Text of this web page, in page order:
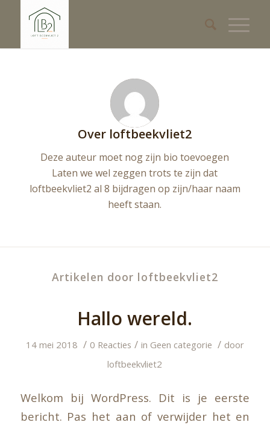
Over loftbeekvliet2
Deze auteur moet nog zijn bio toevoegen
Laten we wel zeggen trots te zijn dat
loftbeekvliet2 al 8 bijdragen op zijn/haar naam
heeft staan.
Artikelen door loftbeekvliet2
Hallo wereld.
14 mei 2018 / 0 Reacties / in Geen categorie / door
loftbeekvliet2
Welkom bij WordPress. Dit is je eerste
bericht. Pas het aan of verwijder het en